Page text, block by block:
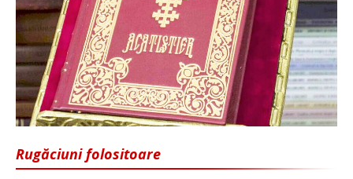
Rugăciuni folositoare